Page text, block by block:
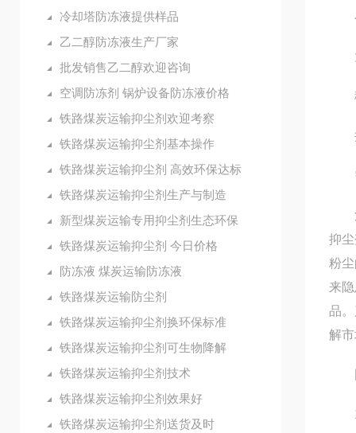
冷却塔防冻液提供样品
乙二醇防冻液生产厂家
批发销售乙二醇欢迎咨询
空调防冻剂 锅炉设备防冻液价格
铁路煤炭运输抑尘剂欢迎考察
铁路煤炭运输抑尘剂基本操作
铁路煤炭运输抑尘剂 高效环保达标
铁路煤炭运输抑尘剂生产与制造
新型煤炭运输专用抑尘剂生态环保
铁路煤炭运输抑尘剂 今日价格
防冻液 煤炭运输防冻液
铁路煤炭运输防尘剂
铁路煤炭运输抑尘剂换环保标准
铁路煤炭运输抑尘剂可生物降解
铁路煤炭运输抑尘剂技术
铁路煤炭运输抑尘剂效果好
铁路煤炭运输抑尘剂送货及时
小
大
移
井
需
河
抑
粉
来
品
解
1.